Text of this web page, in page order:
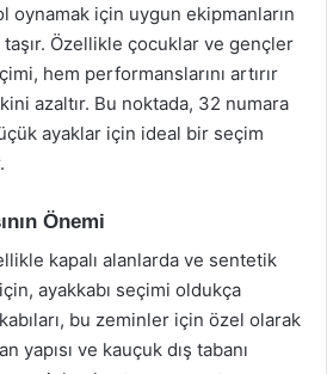
oynamak için uygun ekipmanların
Özellikle çocuklar ve gençler
hem performanslarını artırır
azaltır. Bu noktada, 32 numara
ayaklar için ideal bir seçim
Önemi
kapalı alanlarda ve sentetik
ayakkabı seçimi oldukça
bu zeminler için özel olarak
yapısı ve kauçuk dış tabanı